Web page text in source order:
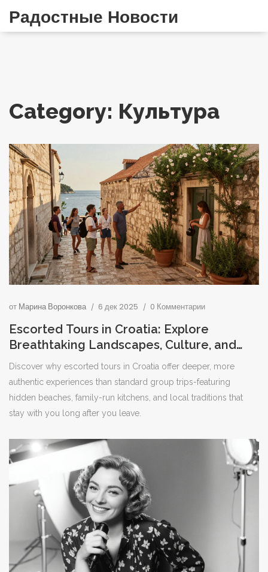
Радостные Новости
Category: Культура
от Марина Воронкова 6 дек 2025 0 Комментарии
Escorted Tours in Croatia: Explore
Breathtaking Landscapes, Culture, and
Cuisine with Local Experts
Discover why escorted tours in Croatia offer deeper, more
authentic experiences than standard group trips-featuring
hidden beaches, family-run kitchens, and local traditions that
stay with you long after you leave.